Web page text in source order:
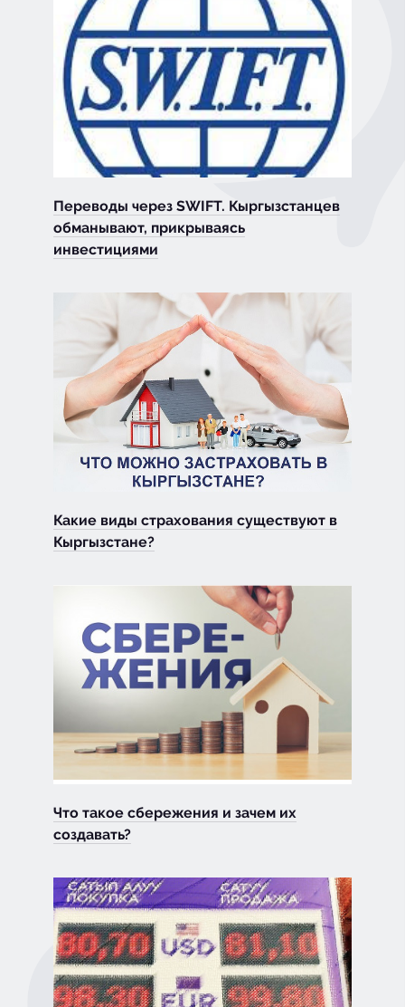
Переводы через SWIFT. Кыргызстанцев
обманывают, прикрываясь
инвестициями
Какие виды страхования существуют в
Кыргызстане?
Что такое сбережения и зачем их
создавать?